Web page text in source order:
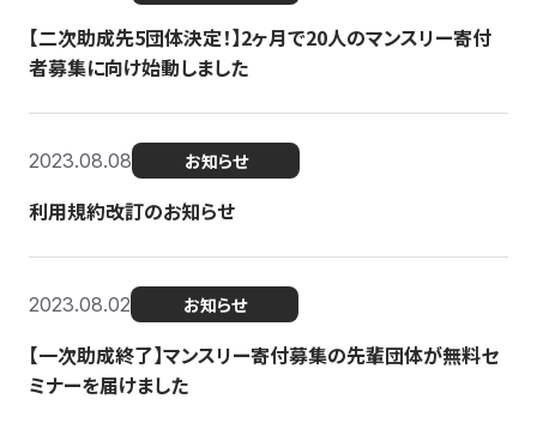
【二次助成先5団体決定！】2ヶ月で20人のマンスリー寄付
者募集に向け始動しました
2023.08.08 お知らせ
利用規約改訂のお知らせ
2023.08.02 お知らせ
【一次助成終了】マンスリー寄付募集の先輩団体が無料セ
ミナーを届けました